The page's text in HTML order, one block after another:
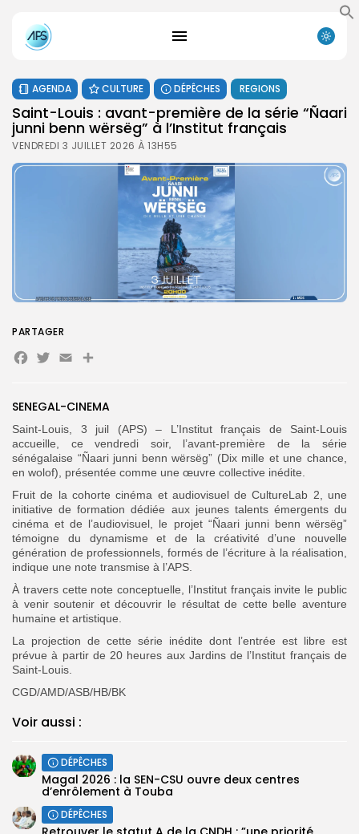
FR
AGENDA CULTURE DÉPÊCHES REGIONS
Saint-Louis : avant-première de la série “Ñaari
junni benn wërsëg” à l’Institut français
VENDREDI 3 JUILLET 2026 À 13H55
SENEGAL-CINEMA
Saint-Louis, 3 juil (APS) – L’Institut français de Saint-Louis
accueille, ce vendredi soir, l’avant-première de la série
sénégalaise “Ñaari junni benn wërsëg” (Dix mille et une chance,
en wolof), présentée comme une œuvre collective inédite.
Fruit de la cohorte cinéma et audiovisuel de CultureLab 2, une
initiative de formation dédiée aux jeunes talents émergents du
cinéma et de l’audiovisuel, le projet “Ñaari junni benn wërsëg”
témoigne du dynamisme et de la créativité d’une nouvelle
génération de professionnels, formés de l’écriture à la réalisation,
indique une note transmise à l’APS.
À travers cette note conceptuelle, l’Institut français invite le public
à venir soutenir et découvrir le résultat de cette belle aventure
humaine et artistique.
La projection de cette série inédite dont l’entrée est libre est
prévue à partir de 20 heures aux Jardins de l’Institut français de
Saint-Louis.
CGD/AMD/ASB/HB/BK
Voir aussi :
DÉPÊCHES
Magal 2026 : la SEN-CSU ouvre deux centres
d’enrôlement à Touba
DÉPÊCHES
PARTAGER
Facebook
Twitter
EmailPartager